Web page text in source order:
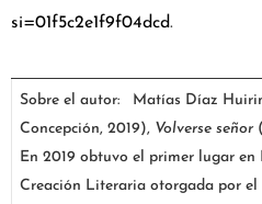
si=01f5c2e1f9f04dcd.
Sobre el autor: Matías Díaz
Concepción, 2019), Volverse señor
En 2019 obtuvo el primer lugar
Creación Literaria otorgada por el